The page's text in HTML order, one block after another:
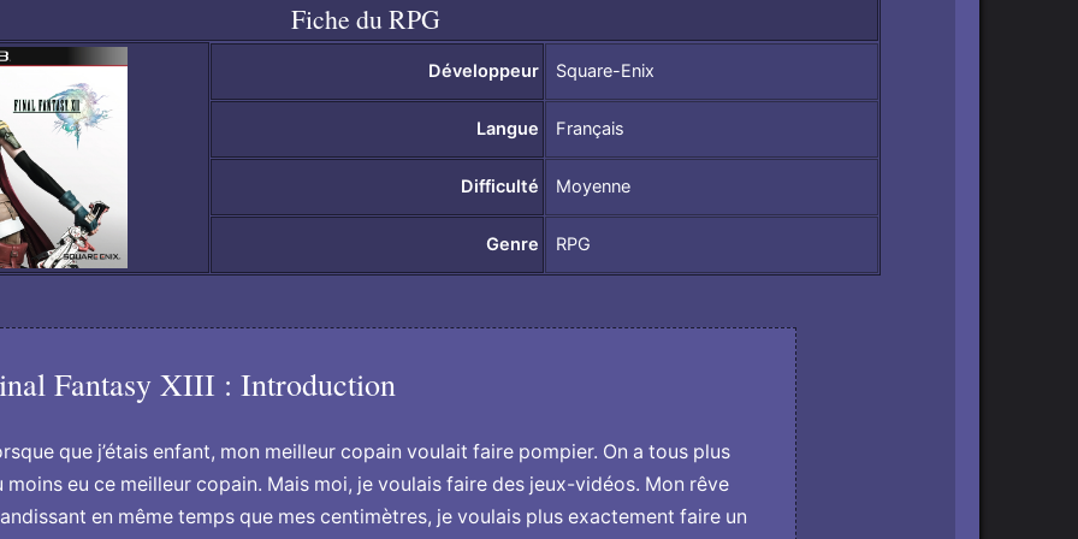
Fiche du RPG
Développeur Square-Enix
Langue Français
Difficulté Moyenne
Genre RPG
Fantasy XIII : Introduction
que j’étais enfant, mon meilleur copain voulait faire pompier. On a tous plus
moins eu ce meilleur copain. Mais moi, je voulais faire des jeux-vidéos. Mon rêve
en même temps que mes centimètres, je voulais plus exactement faire un